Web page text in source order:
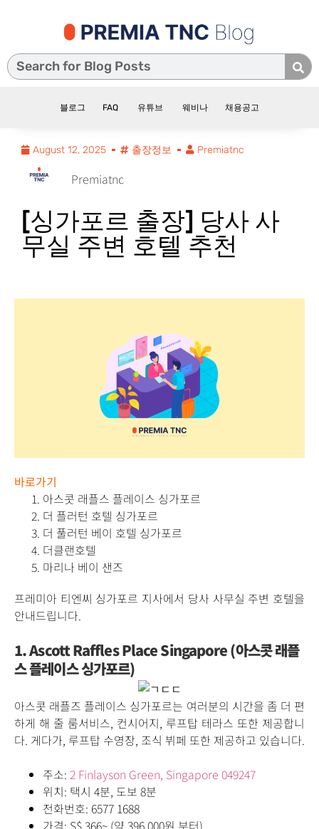
블로그 FAQ 유튜브 웨비나 채용공고
August 12, 2025 출장정보 Premiatnc
Premiatnc
[싱가포르 출장] 당사 사
무실 주변 호텔 추천
바로가기
아스콧 래플스 플레이스 싱가포르
더 플러턴 호텔 싱가포르
더 풀러턴 베이 호텔 싱가포르
더클랜호텔
마리나 베이 샌즈
프레미아 티엔씨 싱가포르 지사에서 당사 사무실 주변 호텔을
안내드립니다.
1. Ascott Raffles Place Singapore (아스콧 래플
스 플레이스 싱가포르)
아스콧 래플즈 플레이스 싱가포르는 여러분의 시간을 좀 더 편
하게 해 줄 룸서비스, 컨시어지, 루프탑 테라스 또한 제공합니
다. 게다가, 루프탑 수영장, 조식 뷔페 또한 제공하고 있습니다.
주소: 2 Finlayson Green, Singapore 049247
위치: 택시 4분, 도보 8분
전화번호: 6577 1688
가격: S$ 366~ (약 396,000원 부터)